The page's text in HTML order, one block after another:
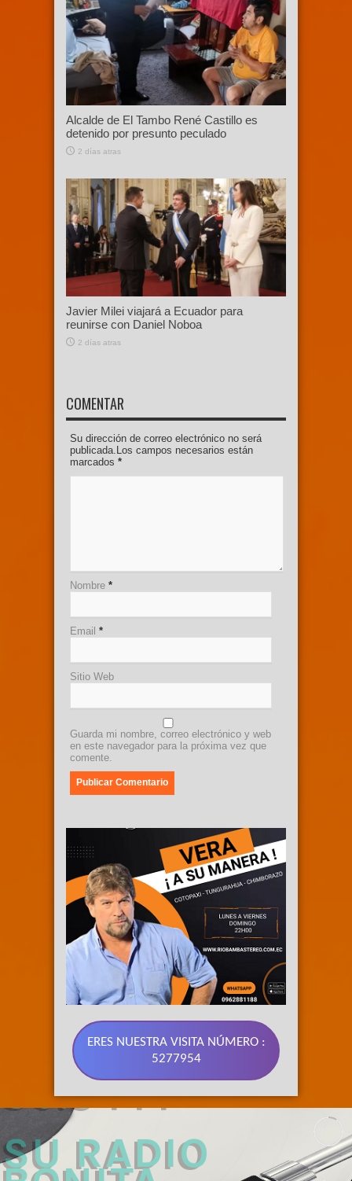
Alcalde de El Tambo René Castillo es
detenido por presunto peculado
2 días atras
Javier Milei viajará a Ecuador para
reunirse con Daniel Noboa
2 días atras
COMENTAR
Su dirección de correo electrónico no será
publicada.Los campos necesarios están
marcados *
Nombre *
Email *
Sitio Web
Guarda mi nombre, correo electrónico y web
en este navegador para la próxima vez que
comente.
ERES NUESTRA VISITA NÚMERO :
5277954
89.3 FM